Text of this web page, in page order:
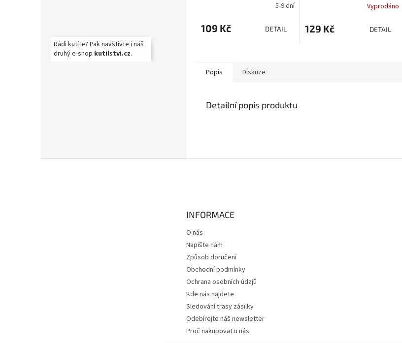
Rádi kutíte? Pak navštivte i náš
druhý e-shop kutilstvi.cz.
5-9 dní
109 Kč DETAIL
Vyprodáno
129 Kč DETAIL
Popis Diskuze
Detailní popis produktu
INFORMACE
O nás
Napište nám
Způsob doručení
Obchodní podmínky
Ochrana osobních údajů
Kde nás najdete
Sledování trasy zásilky
Odebírejte náš newsletter
Proč nakupovat u nás